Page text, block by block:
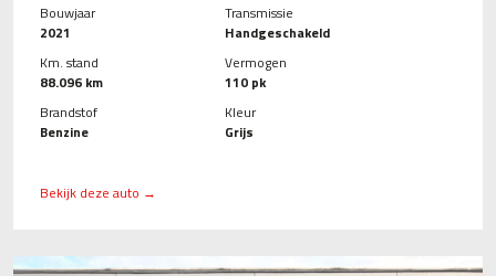
Bouwjaar
2021
Km. stand
88.096 km
Brandstof
Benzine
Transmissie
Handgeschakeld
Vermogen
110 pk
Kleur
Grijs
Bekijk deze auto →